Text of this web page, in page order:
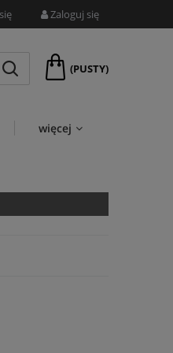
Zaloguj się
(PUSTY)
więcej